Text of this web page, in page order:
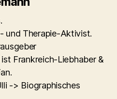
und Therapie-Aktivist.
Frankreich-Liebhaber &
-> Biographisches